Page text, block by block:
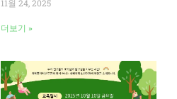
11월 24, 2025
더보기 »